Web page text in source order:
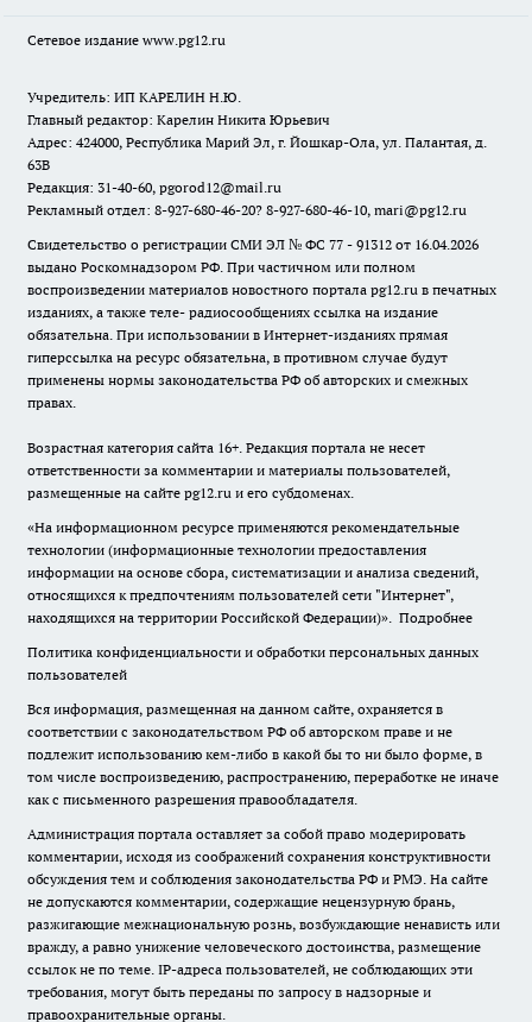
Сетевое издание www.pg12.ru
Учредитель: ИП КАРЕЛИН Н.Ю.
Главный редактор: Карелин Никита Юрьевич
Адрес: 424000, Республика Марий Эл, г. Йошкар-Ола, ул. Палантая, д.
63В
Редакция: 31-40-60, pgorod12@mail.ru
Рекламный отдел: 8-927-680-46-20? 8-927-680-46-10, mari@pg12.ru
Свидетельство о регистрации СМИ ЭЛ № ФС 77 - 91312 от 16.04.2026
выдано Роскомнадзором РФ. При частичном или полном
воспроизведении материалов новостного портала pg12.ru в печатных
изданиях, а также теле- радиосообщениях ссылка на издание
обязательна. При использовании в Интернет-изданиях прямая
гиперссылка на ресурс обязательна, в противном случае будут
применены нормы законодательства РФ об авторских и смежных
правах.
Возрастная категория сайта 16+. Редакция портала не несет
ответственности за комментарии и материалы пользователей,
размещенные на сайте pg12.ru и его субдоменах.
«На информационном ресурсе применяются рекомендательные
технологии (информационные технологии предоставления
информации на основе сбора, систематизации и анализа сведений,
относящихся к предпочтениям пользователей сети "Интернет",
находящихся на территории Российской Федерации)». Подробнее
Политика конфиденциальности и обработки персональных данных
пользователей
Вся информация, размещенная на данном сайте, охраняется в
соответствии с законодательством РФ об авторском праве и не
подлежит использованию кем-либо в какой бы то ни было форме, в
том числе воспроизведению, распространению, переработке не иначе
как с письменного разрешения правообладателя.
Администрация портала оставляет за собой право модерировать
комментарии, исходя из соображений сохранения конструктивности
обсуждения тем и соблюдения законодательства РФ и РМЭ. На сайте
не допускаются комментарии, содержащие нецензурную брань,
разжигающие межнациональную рознь, возбуждающие ненависть или
вражду, а равно унижение человеческого достоинства, размещение
ссылок не по теме. IP-адреса пользователей, не соблюдающих эти
требования, могут быть переданы по запросу в надзорные и
правоохранительные органы.